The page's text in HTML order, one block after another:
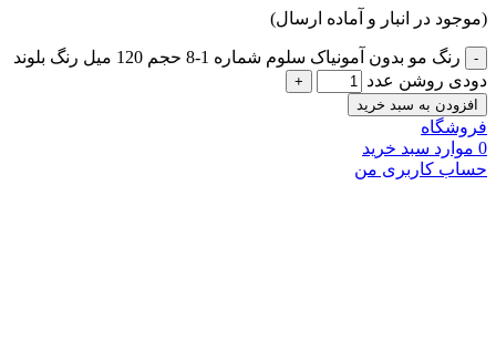
در انبار و آماده ارسال)
رنگ مو بدون آمونیاک سلوم شماره 1-8 حجم 120 میل رنگ بلوند
روشن عدد
به سبد خرید
سبد خرید
کاربری من